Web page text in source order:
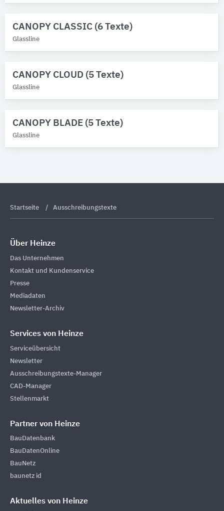
CANOPY CLASSIC (6 Texte)
Glassline
CANOPY CLOUD (5 Texte)
Glassline
CANOPY BLADE (5 Texte)
Glassline
Startseite Ausschreibungstexte
Über Heinze
Das Unternehmen
Kontakt und Kundenservice
Presse
Mediadaten
Newsletter-Archiv
Services von Heinze
Serviceübersicht
Newsletter
Ausschreibungstexte-Manager
CAD-Manager
Stellenmarkt
Partner von Heinze
BauDatenbank
BauDatenOnline
BauNetz
baunetz id
Aktuelles von Heinze